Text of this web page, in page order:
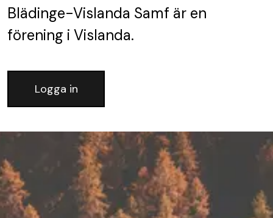
Blädinge-Vislanda Samf är en
förening i Vislanda.
Logga in